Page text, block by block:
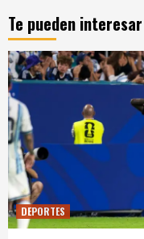
Te pueden interesar
DEPORTES